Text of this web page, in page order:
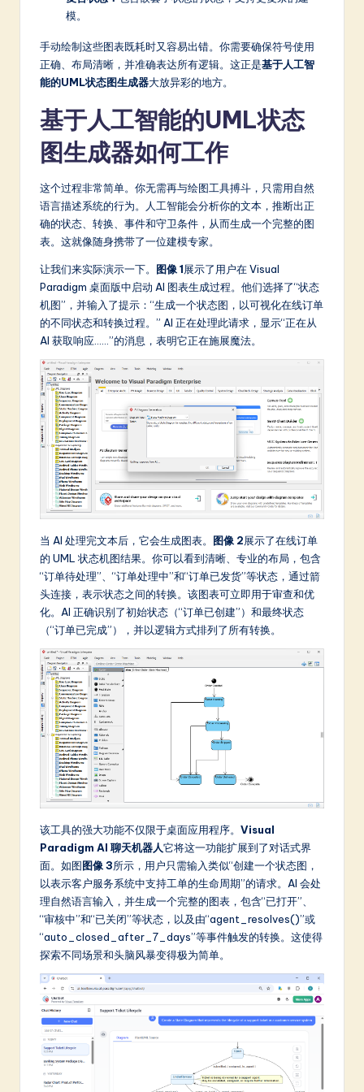
In
ti
o
模。
手动绘制这些图表既耗时又容易出错。你需要确保符号使用
正确、布局清晰，并准确表达所有逻辑。这正是基于人工智
能的UML状态图生成器大放异彩的地方。
基于人工智能的UML状态
图生成器如何工作
这个过程非常简单。你无需再与绘图工具搏斗，只需用自然
语言描述系统的行为。人工智能会分析你的文本，推断出正
确的状态、转换、事件和守卫条件，从而生成一个完整的图
表。这就像随身携带了一位建模专家。
让我们来实际演示一下。 图像 1展示了用户在 Visual
Paradigm 桌面版中启动 AI 图表生成过程。他们选择了“状态
机图”，并输入了提示：“生成一个状态图，以可视化在线订单
的不同状态和转换过程。” AI 正在处理此请求，显示“正在从
AI 获取响应……”的消息，表明它正在施展魔法。
当 AI 处理完文本后，它会生成图表。 图像 2展示了在线订单
的 UML 状态机图结果。你可以看到清晰、专业的布局，包含
“订单待处理”、“订单处理中”和“订单已发货”等状态，通过箭
头连接，表示状态之间的转换。该图表可立即用于审查和优
化。AI 正确识别了初始状态（“订单已创建”）和最终状态
（“订单已完成”），并以逻辑方式排列了所有转换。
该工具的强大功能不仅限于桌面应用程序。 Visual
Paradigm AI 聊天机器人它将这一功能扩展到了对话式界
面。如图图像 3所示，用户只需输入类似“创建一个状态图，
以表示客户服务系统中支持工单的生命周期”的请求。AI 会处
理自然语言输入，并生成一个完整的图表，包含“已打开”、
“审核中”和“已关闭”等状态，以及由“agent_resolves()”或
“auto_closed_after_7_days”等事件触发的转换。这使得
探索不同场景和头脑风暴变得极为简单。